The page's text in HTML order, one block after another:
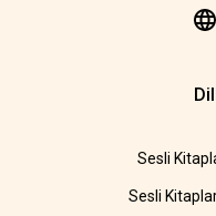
Sesli
Sesli